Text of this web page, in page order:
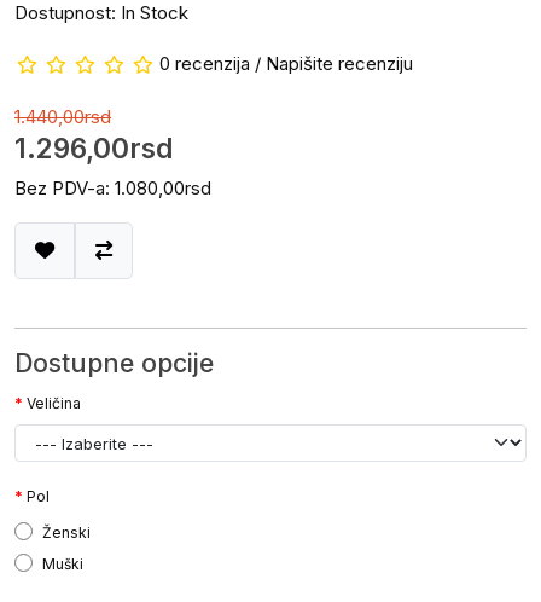
Dostupnost: In Stock
0 recenzija / Napišite recenziju
1.440,00rsd
1.296,00rsd
Bez PDV-a: 1.080,00rsd
Dostupne opcije
Veličina
Pol
Ženski
Muški